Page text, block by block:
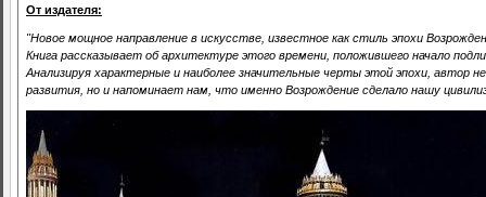
От издателя:
"Новое мощное направление в искусстве, известное как стиль эпохи
Книга рассказывает об архитектуре этого времени, положившего начало
Анализируя характерные и наиболее значительные черты этой эпохи, автор
развития, но и напоминает нам, что именно Возрождение сделало нашу